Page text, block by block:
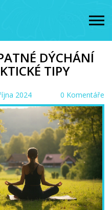
DÝCHÁNÍ
TIPY
2024 0 Komentáře